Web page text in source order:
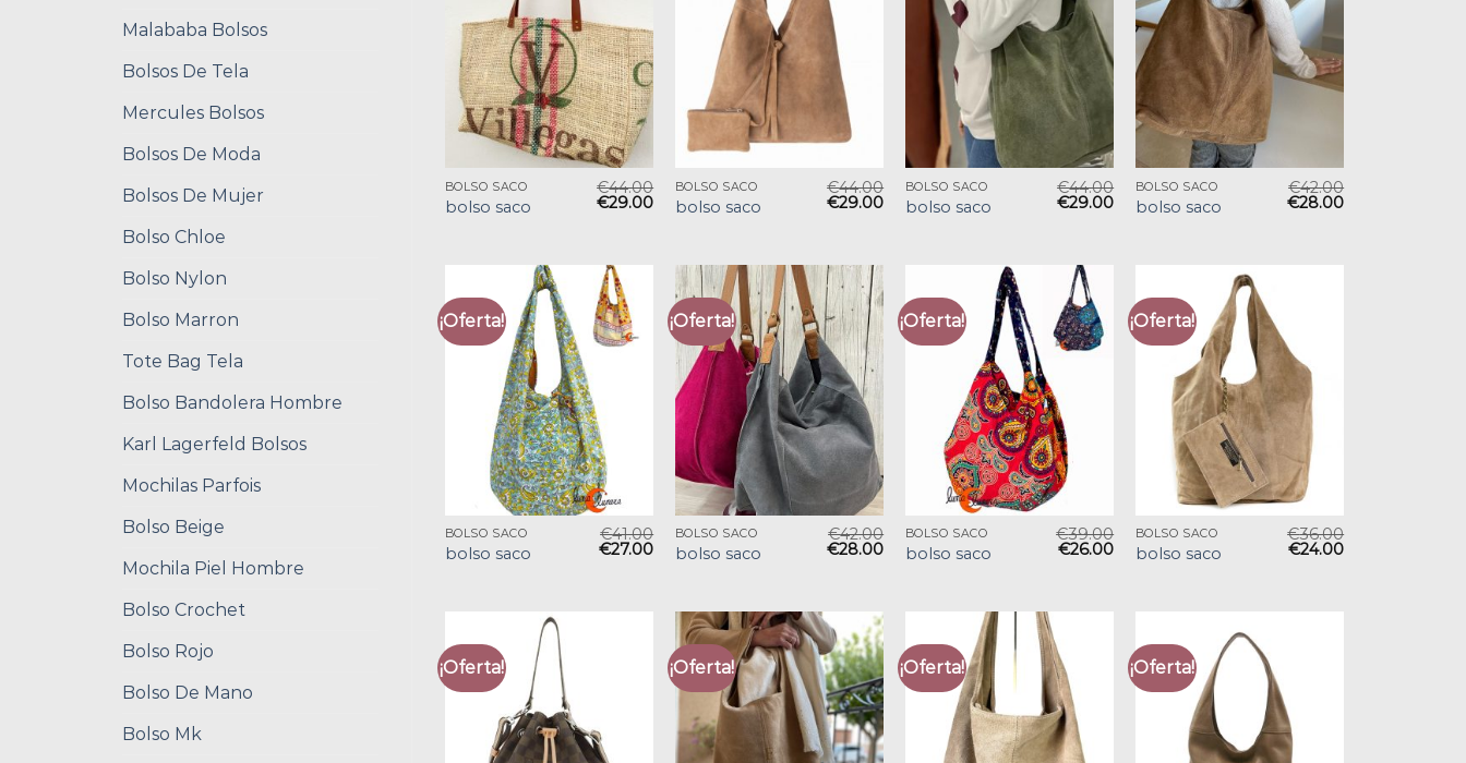
Malababa Bolsos
Bolsos De Tela
Mercules Bolsos
Bolsos De Moda
Bolsos De Mujer
Bolso Chloe
Bolso Nylon
Bolso Marron
Tote Bag Tela
Bolso Bandolera Hombre
Karl Lagerfeld Bolsos
Mochilas Parfois
Bolso Beige
Mochila Piel Hombre
Bolso Crochet
Bolso Rojo
Bolso De Mano
Bolso Mk
BOLSO SACO
bolso saco
€44.00
€29.00
BOLSO SACO
bolso saco
€44.00
€29.00
BOLSO SACO
bolso saco
€44.00
€29.00
BOLSO SACO
bolso saco
€42.00
€28.00
¡Oferta!
BOLSO SACO
bolso saco
€41.00
€27.00
¡Oferta!
BOLSO SACO
bolso saco
€42.00
€28.00
¡Oferta!
BOLSO SACO
bolso saco
€39.00
€26.00
¡Oferta!
BOLSO SACO
bolso saco
€36.00
€24.00
¡Oferta! ¡Oferta! ¡Oferta! ¡Oferta!